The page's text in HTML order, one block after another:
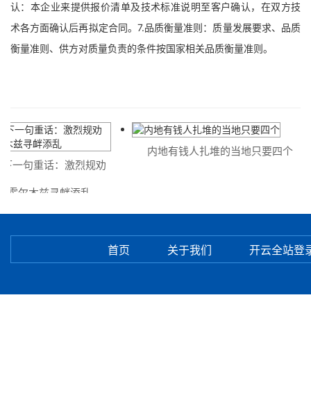
认：本企业来提供报价清单及技术标准说明至客户确认，在双方技
术各方面确认后再拟定合同。7.品质衡量准则：质量发展要求、品质
衡量准则、供方对质量负责的条件按国家相关品质衡量准则。
句重话：激烈规劝
木兹寻衅添乱
内地有钱人扎堆的当地只要四个
首页 关于我们 开云全站登